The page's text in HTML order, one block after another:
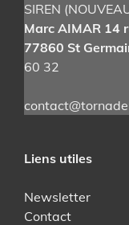
SIREN
Marc AIMAR 14
77860 St
60 32
Liens utiles
Newsletter
Contact